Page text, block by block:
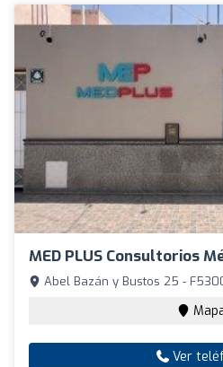
MED PLUS Consultorios
Abel Bazán y Bustos 25 -
Ver